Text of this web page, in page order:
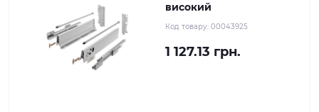
високий
Код товару: 00043925
1 127.13 грн.